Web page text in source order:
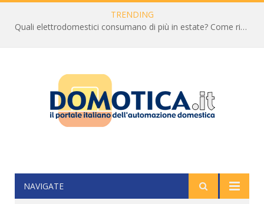
TRENDING
Quali elettrodomestici consumano di più in estate? Come ridurre la bolletta
NAVIGATE